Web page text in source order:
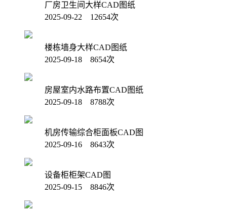
厂房卫生间大样CAD图纸
2025-09-22 12654次
楼栋墙身大样CAD图纸
2025-09-18 8654次
房屋室内水路布置CAD图纸
2025-09-18 8788次
机房传输综合柜面板CAD图
2025-09-16 8643次
设备柜柜架CAD图
2025-09-15 8846次